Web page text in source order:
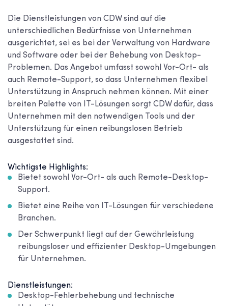
Die Dienstleistungen von CDW sind auf die
unterschiedlichen Bedürfnisse von Unternehmen
ausgerichtet, sei es bei der Verwaltung von Hardware
und Software oder bei der Behebung von Desktop-
Problemen. Das Angebot umfasst sowohl Vor-Ort- als
auch Remote-Support, so dass Unternehmen flexibel
Unterstützung in Anspruch nehmen können. Mit einer
breiten Palette von IT-Lösungen sorgt CDW dafür, dass
Unternehmen mit den notwendigen Tools und der
Unterstützung für einen reibungslosen Betrieb
ausgestattet sind.
Wichtigste Highlights:
Bietet sowohl Vor-Ort- als auch Remote-Desktop-
Support.
Bietet eine Reihe von IT-Lösungen für verschiedene
Branchen.
Der Schwerpunkt liegt auf der Gewährleistung
reibungsloser und effizienter Desktop-Umgebungen
für Unternehmen.
Dienstleistungen:
Desktop-Fehlerbehebung und technische